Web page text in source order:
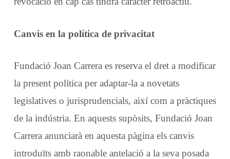
Canvis en la política de privacitat
Fundació Joan Carrera es reserva el dret a modificar
la present política per adaptar-la a novetats
legislatives o jurisprudencials, així com a pràctiques
de la indústria. En aquests supòsits, Fundació Joan
Carrera anunciarà en aquesta pàgina els canvis
introduïts amb raonable antelació a la seva posada